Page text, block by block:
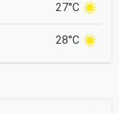
27°C
28°C